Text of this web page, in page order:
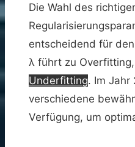
Die Wahl des
entscheidend für
λ führt zu
Underfitting. Im Jahr
verschiedene
Verfügung, um